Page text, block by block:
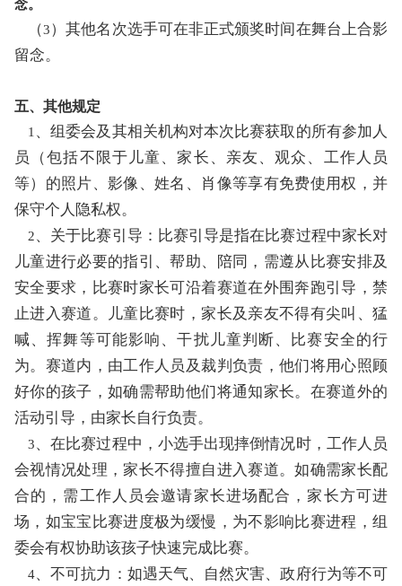
念。
（3）其他名次选手可在非正式颁奖时间在舞台上合影
留念。
五、其他规定
1 、组委会及其相关机构对本次比赛获取的所有参加人
员（包括不限于儿童、家长、亲友、观众、工作人员
等）的照片、影像、姓名、肖像等享有免费使用权，并
保守个人隐私权。
2、关于比赛引导：比赛引导是指在比赛过程中家长对
儿童进行必要的指引、帮助、陪同，需遵从比赛安排及
安全要求，比赛时家长可沿着赛道在外围奔跑引导，禁
止进入赛道。儿童比赛时，家长及亲友不得有尖叫、猛
喊、挥舞等可能影响、干扰儿童判断、比赛安全的行
为。赛道内，由工作人员及裁判负责，他们将用心照顾
好你的孩子，如确需帮助他们将通知家长。在赛道外的
活动引导，由家长自行负责。
3、在比赛过程中，小选手出现摔倒情况时，工作人员
会视情况处理，家长不得擅自进入赛道。如确需家长配
合的，需工作人员会邀请家长进场配合，家长方可进
场，如宝宝比赛进度极为缓慢，为不影响比赛进程，组
委会有权协助该孩子快速完成比赛。
4、不可抗力：如遇天气、自然灾害、政府行为等不可